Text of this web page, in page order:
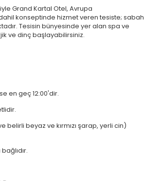
Grand Kartal Otel, Avrupa
konseptinde hizmet veren tesiste; sabah
Tesisin bünyesinde yer alan spa ve
ve dinç başlayabilirsiniz.
en geç 12:00'dir.
belirli beyaz ve kırmızı şarap, yerli cin)